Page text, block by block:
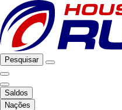
Pesquisar
Saldos
Nações